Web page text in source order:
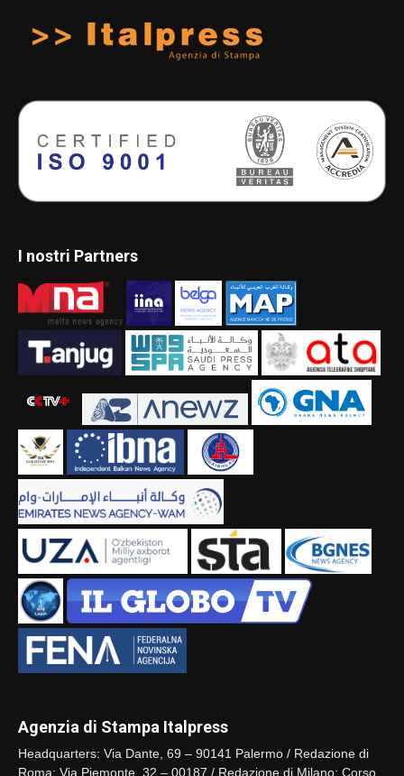
I nostri Partners
Agenzia di Stampa Italpress
Headquarters: Via Dante, 69 – 90141 Palermo / Redazione di
Roma: Via Piemonte, 32 – 00187 / Redazione di Milano: Corso